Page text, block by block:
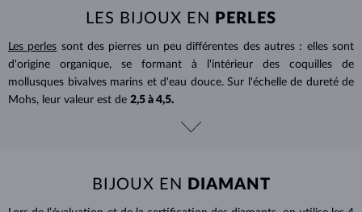
LES BIJOUX EN PERLES
Les perles sont des pierres un peu différentes des autres : elles sont
d'origine organique, se formant à l'intérieur des coquilles de
mollusques bivalves marins et d'eau douce. Sur l'échelle de dureté de
Mohs, leur valeur est de 2,5 à 4,5.
BIJOUX EN DIAMANT